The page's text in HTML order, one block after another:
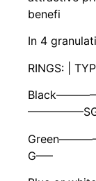
benefi
In 4
RINGS: |
G—–